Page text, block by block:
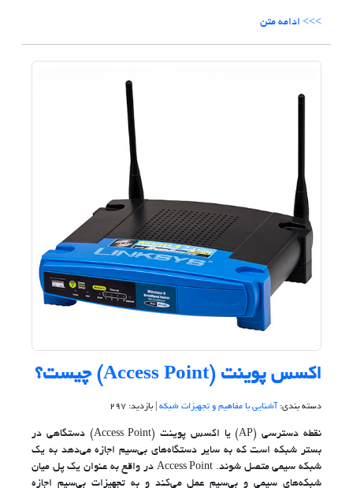
>>> ادامه متن
اکسس پوینت (Access Point) چیست؟
دسته بندی: آشنایی با مفاهیم و تجهیزات شبکه | بازدید: 297
نقطه دسترسی (AP) یا اکسس پوینت (Access Point) دستگاهی در
بستر شبکه است که به سایر دستگاه‌های بی‌سیم اجازه می‌دهد به یک
شبکه سیمی متصل شوند. Access Point در واقع به‌ عنوان یک پل میان
شبکه‌های سیمی و بی‌سیم عمل می‌کند و به تجهیزات بی‌سیم اجازه